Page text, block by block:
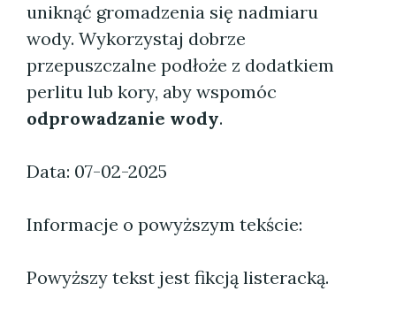
uniknąć gromadzenia się nadmiaru
wody. Wykorzystaj dobrze
przepuszczalne podłoże z dodatkiem
perlitu lub kory, aby wspomóc
odprowadzanie wody.
Data: 07-02-2025
Informacje o powyższym tekście:
Powyższy tekst jest fikcją listeracką.